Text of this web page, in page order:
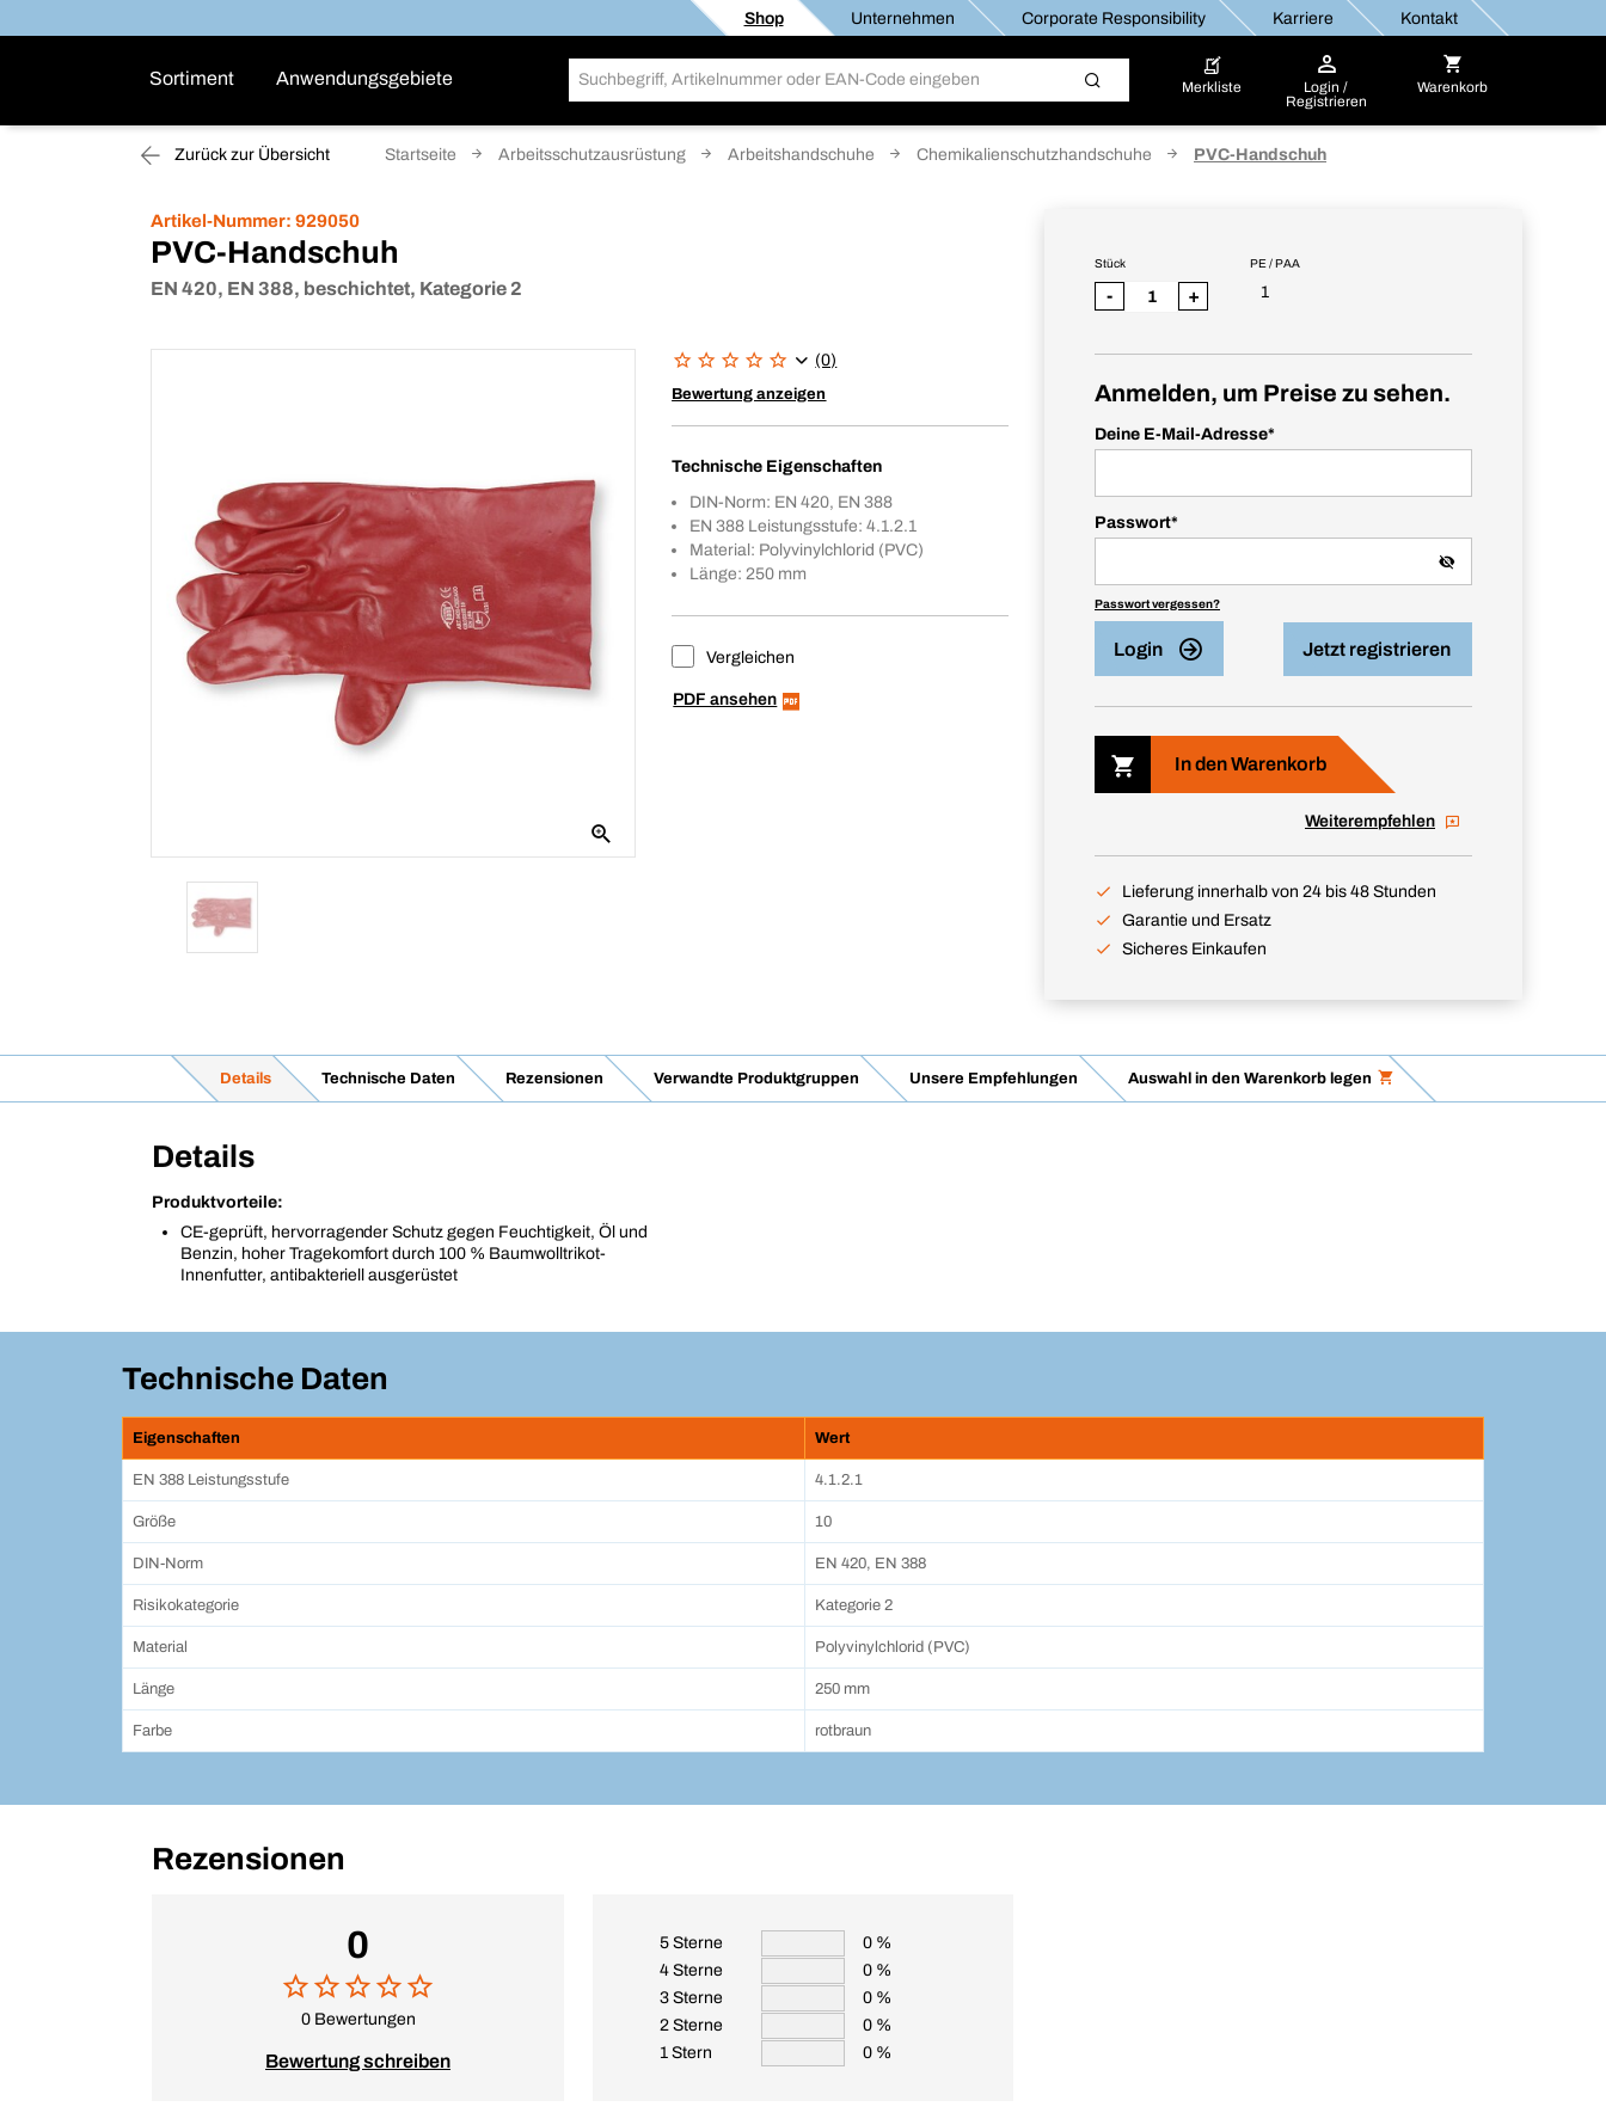
Shop Unternehmen Corporate Responsibility Karriere Kontakt
Sortiment Anwendungsgebiete Merkliste
Login /
Registrieren
Warenkorb
Zurück zur Übersicht Startseite Arbeitsschutzausrüstung Arbeitshandschuhe Chemikalienschutzhandschuhe PVC-Handschuh
Artikel-Nummer: 929050
PVC-Handschuh
EN 420, EN 388, beschichtet, Kategorie 2
(0)
Bewertung anzeigen
Technische Eigenschaften
DIN-Norm: EN 420, EN 388
EN 388 Leistungsstufe: 4.1.2.1
Material: Polyvinylchlorid (PVC)
Länge: 250 mm
Vergleichen
PDF ansehen
PE / PAA
1
Stück
- +
Anmelden, um Preise zu sehen.
Deine E-Mail-Adresse*
Passwort*
Passwort vergessen?
Login Jetzt registrieren
In den Warenkorb
Weiterempfehlen
Lieferung innerhalb von 24 bis 48 Stunden
Garantie und Ersatz
Sicheres Einkaufen
Details Technische Daten Rezensionen Verwandte Produktgruppen Unsere Empfehlungen Auswahl in den Warenkorb legen
Details
Produktvorteile:
CE-geprüft, hervorragender Schutz gegen Feuchtigkeit, Öl und
Benzin, hoher Tragekomfort durch 100 % Baumwolltrikot-
Innenfutter, antibakteriell ausgerüstet
Technische Daten
Eigenschaften Wert
EN 388 Leistungsstufe 4.1.2.1
Größe 10
DIN-Norm EN 420, EN 388
Risikokategorie Kategorie 2
Material Polyvinylchlorid (PVC)
Länge 250 mm
Farbe rotbraun
Rezensionen
0
0 Bewertungen
Bewertung schreiben
5 Sterne
0 %
4 Sterne
0 %
3 Sterne
0 %
2 Sterne
0 %
1 Stern
0 %